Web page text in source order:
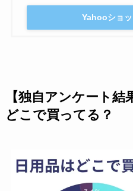
Yahooショ
【独自アンケート
どこで買ってる？